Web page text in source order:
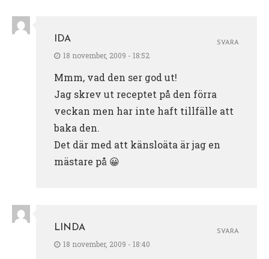
IDA
18 november, 2009 - 18:52
Mmm, vad den ser god ut!
Jag skrev ut receptet på den förra
veckan men har inte haft tillfälle att
baka den.
Det där med att känsloäta är jag en
mästare på 😀
SVARA
LINDA
18 november, 2009 - 18:40
SVARA